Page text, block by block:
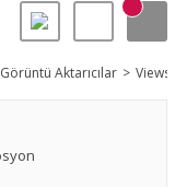
Aktarıcılar